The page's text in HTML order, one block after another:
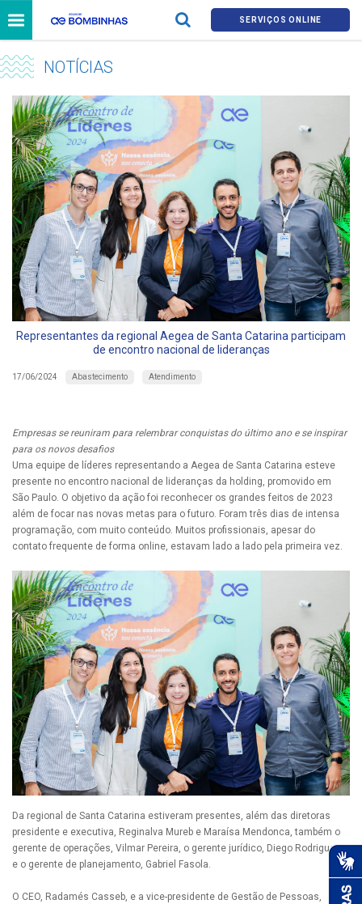
SERVIÇOS ONLINE
NOTÍCIAS
Representantes da regional Aegea de Santa Catarina participam
de encontro nacional de lideranças
17/06/2024 Abastecimento Atendimento
Empresas se reuniram para relembrar conquistas do último ano e se inspirar
para os novos desafios
Uma equipe de líderes representando a Aegea de Santa Catarina esteve
presente no encontro nacional de lideranças da holding, promovido em
São Paulo. O objetivo da ação foi reconhecer os grandes feitos de 2023
além de focar nas novas metas para o futuro. Foram três dias de intensa
programação, com muito conteúdo. Muitos profissionais, apesar do
contato frequente de forma online, estavam lado a lado pela primeira vez.
Da regional de Santa Catarina estiveram presentes, além das diretoras
presidente e executiva, Reginalva Mureb e Maraísa Mendonca, também o
gerente de operações, Vilmar Pereira, o gerente jurídico, Diego Rodrigues,
e o gerente de planejamento, Gabriel Fasola.
O CEO, Radamés Casseb, e a vice-presidente de Gestão de Pessoas,